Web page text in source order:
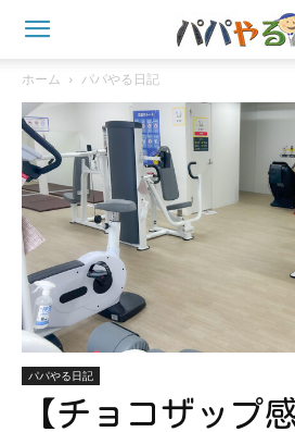
ホーム パパやる日記
パパやる日記
【チョコザップ